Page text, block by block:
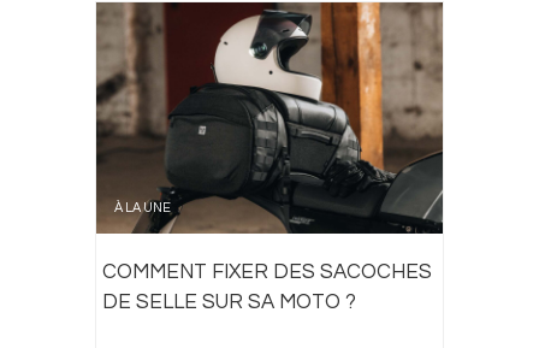
À LA UNE
COMMENT FIXER DES SACOCHES
DE SELLE SUR SA MOTO ?